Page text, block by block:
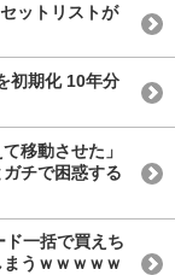
ットリストが
初期化 10年分
移動させた」
チで困惑する
一括で買えち
うｗｗｗｗｗ